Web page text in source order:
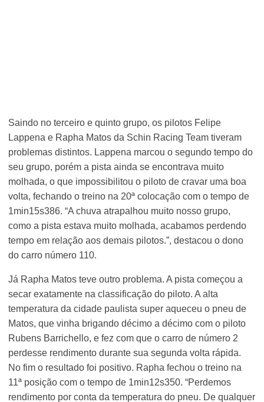
Saindo no terceiro e quinto grupo, os pilotos Felipe
Lappena e Rapha Matos da Schin Racing Team tiveram
problemas distintos. Lappena marcou o segundo tempo do
seu grupo, porém a pista ainda se encontrava muito
molhada, o que impossibilitou o piloto de cravar uma boa
volta, fechando o treino na 20ª colocação com o tempo de
1min15s386. “A chuva atrapalhou muito nosso grupo,
como a pista estava muito molhada, acabamos perdendo
tempo em relação aos demais pilotos.”, destacou o dono
do carro número 110.
Já Rapha Matos teve outro problema. A pista começou a
secar exatamente na classificação do piloto. A alta
temperatura da cidade paulista super aqueceu o pneu de
Matos, que vinha brigando décimo a décimo com o piloto
Rubens Barrichello, e fez com que o carro de número 2
perdesse rendimento durante sua segunda volta rápida.
No fim o resultado foi positivo. Rapha fechou o treino na
11ª posição com o tempo de 1min12s350. “Perdemos
rendimento por conta da temperatura do pneu. De qualquer